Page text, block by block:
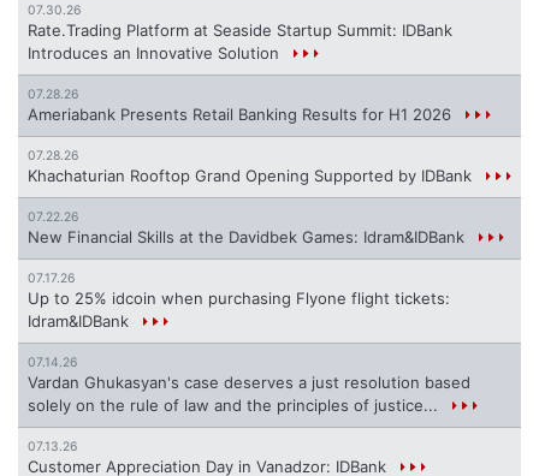
07.30.26
Rate.Trading Platform at Seaside Startup Summit: IDBank
Introduces an Innovative Solution
07.28.26
Ameriabank Presents Retail Banking Results for H1 2026
07.28.26
Khachaturian Rooftop Grand Opening Supported by IDBank
07.22.26
New Financial Skills at the Davidbek Games: Idram&IDBank
07.17.26
Up to 25% idcoin when purchasing Flyone flight tickets:
Idram&IDBank
07.14.26
Vardan Ghukasyan's case deserves a just resolution based
solely on the rule of law and the principles of justice...
07.13.26
Customer Appreciation Day in Vanadzor: IDBank